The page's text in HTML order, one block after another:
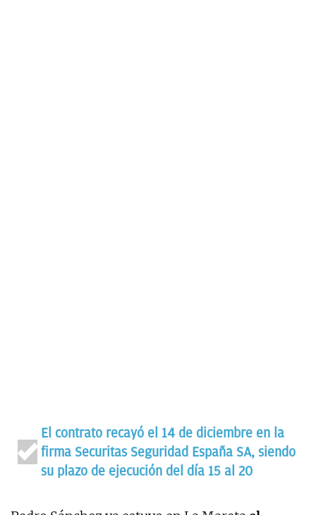
El contrato recayó el 14 de diciembre en la
firma Securitas Seguridad España SA, siendo
su plazo de ejecución del día 15 al 20